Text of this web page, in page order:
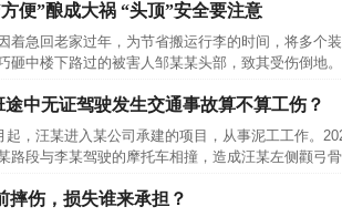
便”酿成大祸 “头顶”安全要注意
着急回老家过年，为节省搬运行李的时间，将多个
砸中楼下路过的被害人邹某某头部，致其受伤倒地
途中无证驾驶发生交通事故算不算工伤？
汪某进入某公司承建的项目，从事泥工工作。
路段与李某驾驶的摩托车相撞，造成汪某左侧颧弓
摔伤，损失谁来承担？